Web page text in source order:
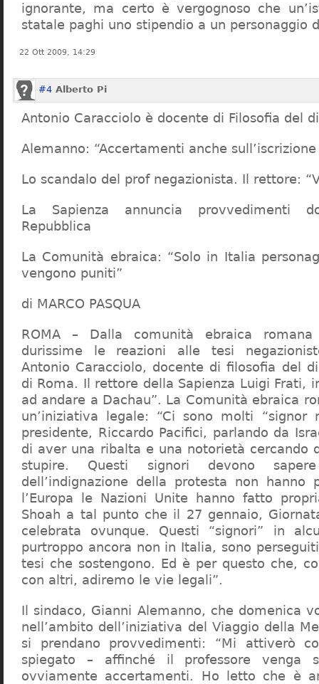
ignorante, ma certo è vergognoso che
statale paghi uno stipendio a un personaggio
22 Ott 2009, 14:29
#4 Alberto Pi
Antonio Caracciolo è docente di Filosofia del
Alemanno: “Accertamenti anche
Lo scandalo del prof negazionista. Il rettore:
La Sapienza annuncia provvedimenti
Repubblica
La Comunità ebraica: “Solo in Italia
vengono puniti”
di MARCO PASQUA
ROMA – Dalla comunità ebraica
durissime le reazioni alle tesi
Antonio Caracciolo, docente di filosofia del
di Roma. Il rettore della Sapienza Luigi Frati,
ad andare a Dachau”. La Comunità ebraica
un’iniziativa legale: “Ci sono molti “signor
presidente, Riccardo Pacifici, parlando da
di aver una ribalta e una notorietà cercando
stupire. Questi signori devono
dell’indignazione della protesta non hanno
l’Europa le Nazioni Unite hanno fatto
Shoah a tal punto che il 27 gennaio,
celebrata ovunque. Questi “signori” in
purtroppo ancora non in Italia, sono
tesi che sostengono. Ed è per questo che,
con altri, adiremo le vie legali”.
Il sindaco, Gianni Alemanno, che domenica
nell’ambito dell’iniziativa del Viaggio della
si prendano provvedimenti: “Mi attiverò
spiegato – affinché il professore venga
ovviamente accertamenti. Ho letto che è